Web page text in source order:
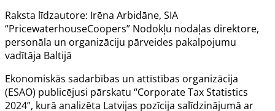
Raksta līdzautore: Irēna Arbidāne, SIA
“PricewaterhouseCoopers” Nodokļu nodaļas direktore,
personāla un organizāciju pārveides pakalpojumu
vadītāja Baltijā
Ekonomiskās sadarbības un attīstības organizācija
(ESAO) publicējusi pārskatu “Corporate Tax Statistics
2024”, kurā analizēta Latvijas pozīcija salīdzinājumā ar